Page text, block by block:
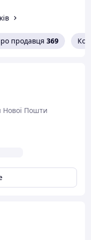
продавця 369
Нової Пошти